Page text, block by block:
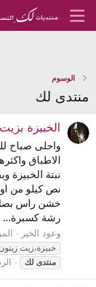
الوسوم
منتدى لك
الخبيزة
واحلى صباح
الاطباق
نبتة الخبيزة
نص كيلو من
خشن راس بصل
رشة كسبرة...
وعود الخير
خبيزة،زيت
منتدى لك